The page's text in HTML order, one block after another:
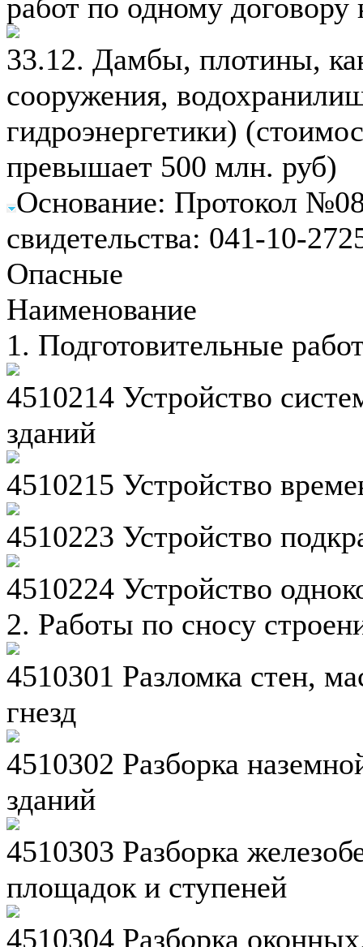
работ по одному
33.12. Дамбы, плотины,
сооружения,
гидроэнергетики)
превышает 500 млн. руб)
Основание: Протокол
свидетельства: 041-10-
Опасные
Наименование
1. Подготовительные
4510214 Устройство
зданий
4510215 Устройство
4510223 Устройство
4510224 Устройство
2. Работы по сносу
4510301 Разломка стен,
гнезд
4510302 Разборка
зданий
4510303 Разборка
площадок и ступеней
4510304 Разборка